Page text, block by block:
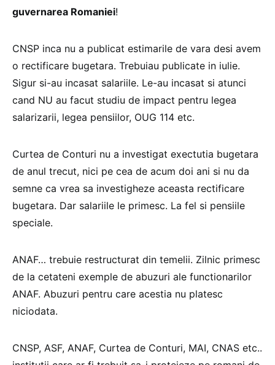
guvernarea Romaniei!
CNSP inca nu a publicat estimarile de vara desi avem
o rectificare bugetara. Trebuiau publicate in iulie.
Sigur si-au incasat salariile. Le-au incasat si atunci
cand NU au facut studiu de impact pentru legea
salarizarii, legea pensiilor, OUG 114 etc.
Curtea de Conturi nu a investigat exectutia bugetara
de anul trecut, nici pe cea de acum doi ani si nu da
semne ca vrea sa investigheze aceasta rectificare
bugetara. Dar salariile le primesc. La fel si pensiile
speciale.
ANAF… trebuie restructurat din temelii. Zilnic primesc
de la cetateni exemple de abuzuri ale functionarilor
ANAF. Abuzuri pentru care acestia nu platesc
niciodata.
CNSP, ASF, ANAF, Curtea de Conturi, MAI, CNAS etc..